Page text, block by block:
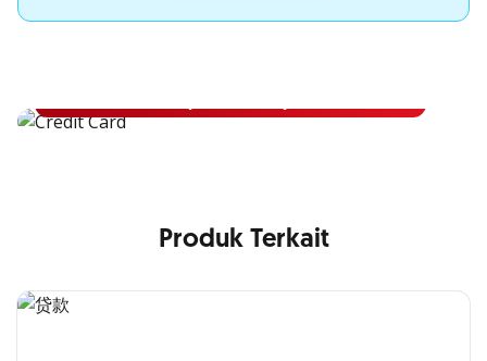
Apply Kartu Kredit OCBC NISP
Produk Terkait